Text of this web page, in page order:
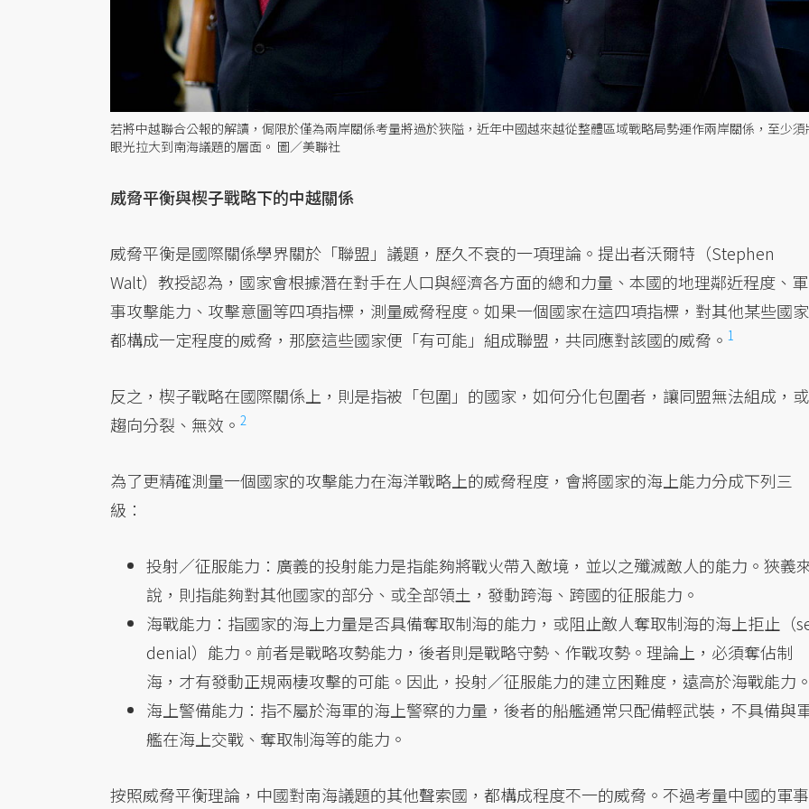
若將中越聯合公報的解讀，侷限於僅為兩岸關係考量將過於狹隘，近年中國越來越從整體區域戰略局勢運作兩岸關係，至少須
眼光拉大到南海議題的層面。 圖／美聯社
威脅平衡與楔子戰略下的中越關係
威脅平衡是國際關係學界關於「聯盟」議題，歷久不衰的一項理論。提出者沃爾特（Stephen
Walt）教授認為，國家會根據潛在對手在人口與經濟各方面的總和力量、本國的地理鄰近程度、軍
事攻擊能力、攻擊意圖等四項指標，測量威脅程度。如果一個國家在這四項指標，對其他某些國家
都構成一定程度的威脅，那麼這些國家便「有可能」組成聯盟，共同應對該國的威脅。 1
反之，楔子戰略在國際關係上，則是指被「包圍」的國家，如何分化包圍者，讓同盟無法組成，或
趨向分裂、無效。 2
為了更精確測量一個國家的攻擊能力在海洋戰略上的威脅程度，會將國家的海上能力分成下列三
級：
投射／征服能力：廣義的投射能力是指能夠將戰火帶入敵境，並以之殲滅敵人的能力。狹義
說，則指能夠對其他國家的部分、或全部領土，發動跨海、跨國的征服能力。
海戰能力：指國家的海上力量是否具備奪取制海的能力，或阻止敵人奪取制海的海上拒止（
denial）能力。前者是戰略攻勢能力，後者則是戰略守勢、作戰攻勢。理論上，必須奪佔制
海，才有發動正規兩棲攻擊的可能。因此，投射／征服能力的建立困難度，遠高於海戰能力
海上警備能力：指不屬於海軍的海上警察的力量，後者的船艦通常只配備輕武裝，不具備與
艦在海上交戰、奪取制海等的能力。
按照威脅平衡理論，中國對南海議題的其他聲索國，都構成程度不一的威脅。不過考量中國的軍事